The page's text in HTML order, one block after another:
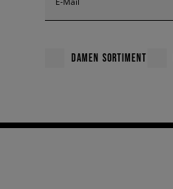
DAMEN SORTIMENT